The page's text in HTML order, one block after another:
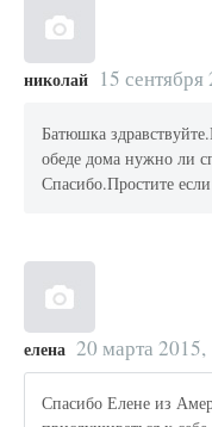
николай 15
Батюшка
обеде дома нужно ли
Спасибо.Простите
елена 20 марта 2015,
Спасибо Елене из